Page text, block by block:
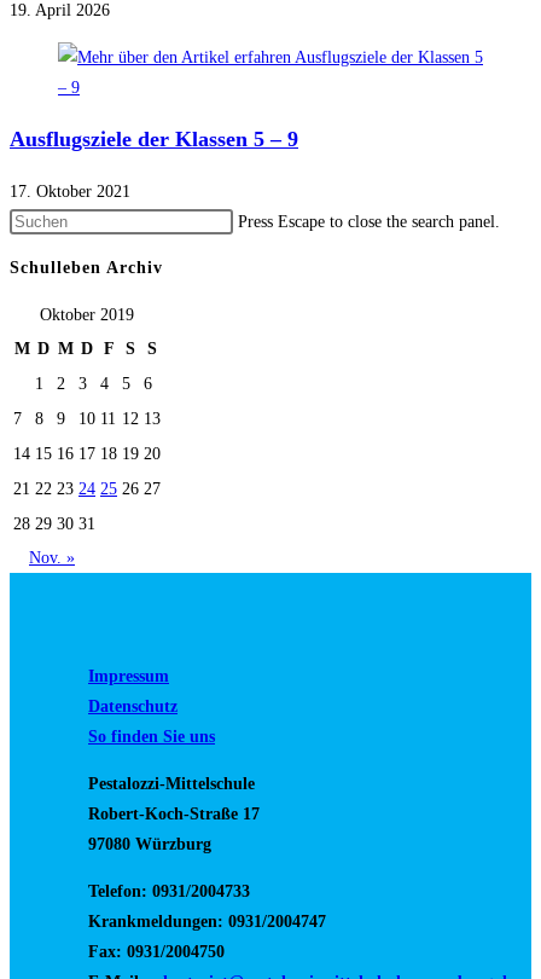
19. April 2026
Ausflugsziele der Klassen 5 – 9
17. Oktober 2021
Press Escape to close the search panel.
Schulleben Archiv
Oktober 2019
M D M D F S
S
1
2 3 4 5
6
7
8 9 10 11 12 13
14 15 16 17 18 19 20
21 22 23 24 25 26 27
28 29 30 31
Nov. »
Impressum
Datenschutz
So finden Sie uns
Pestalozzi-Mittelschule
Robert-Koch-Straße 17
97080 Würzburg
Telefon: 0931/2004733
Krankmeldungen: 0931/2004747
Fax: 0931/2004750